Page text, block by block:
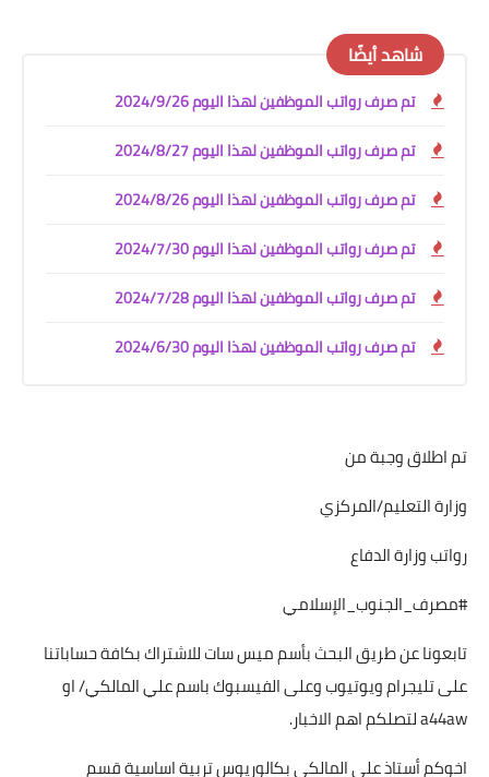
شاهد أيضًا
تم صرف رواتب الموظفين لهذا اليوم 2024/9/26
تم صرف رواتب الموظفين لهذا اليوم 2024/8/27
تم صرف رواتب الموظفين لهذا اليوم 2024/8/26
تم صرف رواتب الموظفين لهذا اليوم 2024/7/30
تم صرف رواتب الموظفين لهذا اليوم 2024/7/28
تم صرف رواتب الموظفين لهذا اليوم 2024/6/30
تم اطلاق وجبة من
وزارة التعليم/المركزي
رواتب وزارة الدفاع
#مصرف_الجنوب_الإسلامي
تابعونا عن طريق البحث بأسم ميس سات للاشتراك بكافة حساباتنا
على تليجرام ويوتيوب وعلى الفيسبوك باسم علي المالكي/ او
a44aw لتصلكم اهم الاخبار.
اخوكم أستاذ علي المالكي بكالوريوس تربية اساسية قسم